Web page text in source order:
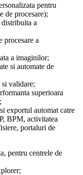
pentru
de procesare);
distribuita a
a
a imaginilor;
si automate de
validare;
superioara
exportul automat catre
BPM, activitatea
portaluri de
pentru centrele de